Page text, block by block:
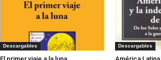
Descargables Descargables